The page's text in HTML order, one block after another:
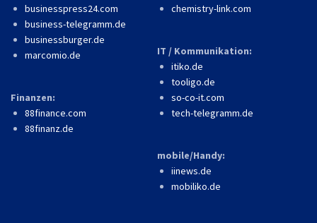
businesspress24.com
business-telegramm.de
businessburger.de
marcomio.de
Finanzen:
88finance.com
88finanz.de
chemistry-link.com
IT / Kommunikation:
itiko.de
tooligo.de
so-co-it.com
tech-telegramm.de
mobile/Handy:
iinews.de
mobiliko.de